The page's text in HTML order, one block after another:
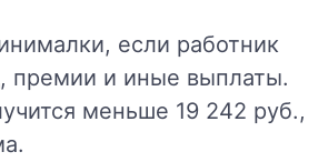
если работник
премии и иные выплаты.
меньше 19 242 руб.,